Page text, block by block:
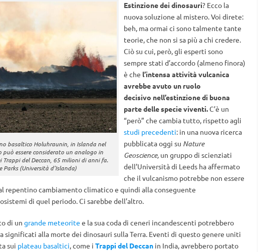
basaltico Holuhraunin, in Islanda nel
può essere considerato un analogo in
del Deccan, 65 milioni di anni fa.
Parks (Università d’Islanda)
Estinzione dei dinosauri? Ecco la
nuova soluzione al mistero. Voi direte:
beh, ma ormai ci sono talmente tante
teorie, che non si sa più a chi credere.
Ciò su cui, però, gli esperti sono
sempre stati d’accordo (almeno finora)
è che l’intensa attività vulcanica
avrebbe avuto un ruolo
decisivo nell’estinzione di buona
parte delle specie viventi.C’è un
“però” che cambia tutto, rispetto agli
studi precedenti: in una nuova ricerca
pubblicata oggi su Nature
Geoscience, un gruppo di scienziati
dell’Università di Leeds ha affermato
che il vulcanismo potrebbe non essere
repentino cambiamento climatico e quindi alla conseguente
di quel periodo. Ci sarebbe dell’altro.
di un grande meteorite e la sua coda di ceneri incandescenti potrebbero
significati alla morte dei dinosauri sulla Terra. Eventi di questo genere uniti
sui plateau basaltici, come i Trappi del Deccan in India, avrebbero portato